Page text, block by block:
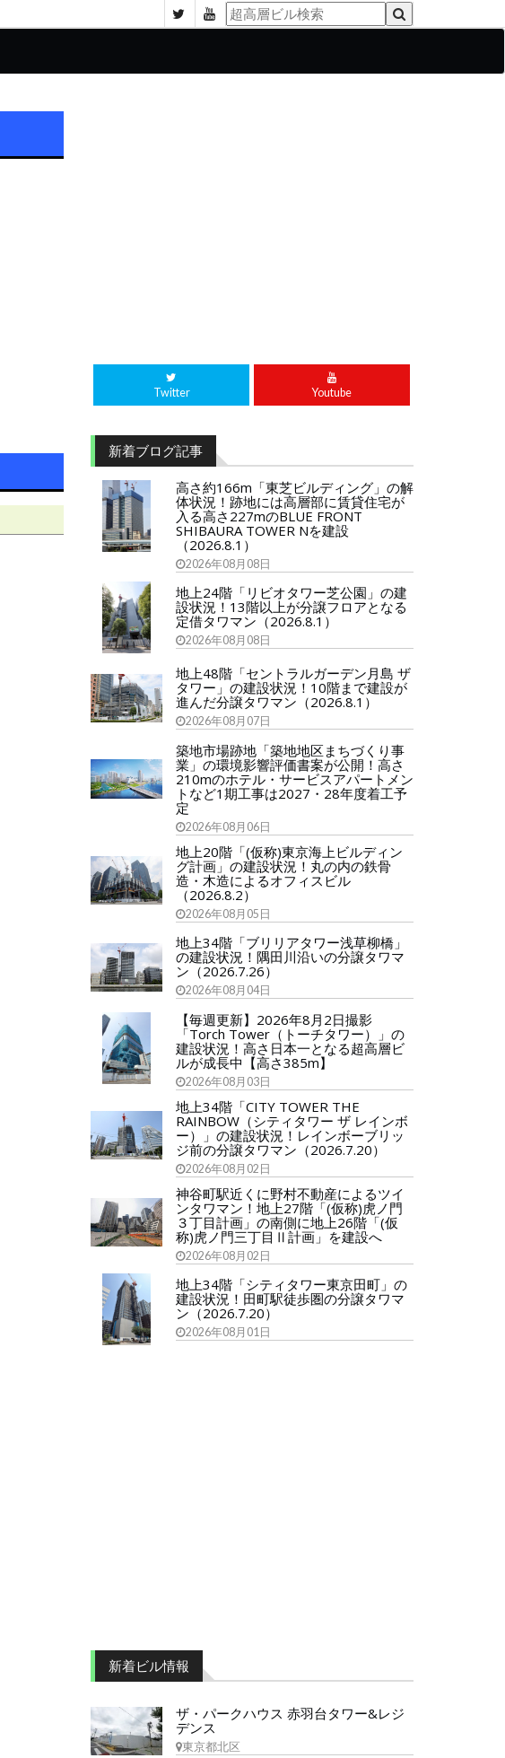
Twitter Youtube
新着ブログ記事
高さ約166m「東芝ビルディング」の解
体状況！跡地には高層部に賃貸住宅が
入る高さ227mのBLUE FRONT
SHIBAURA TOWER Nを建設
（2026.8.1）
2026年08月08日
地上24階「リビオタワー芝公園」の建
設状況！13階以上が分譲フロアとなる
定借タワマン（2026.8.1）
2026年08月08日
地上48階「セントラルガーデン月島 ザ
タワー」の建設状況！10階まで建設が
進んだ分譲タワマン（2026.8.1）
2026年08月07日
築地市場跡地「築地地区まちづくり事
業」の環境影響評価書案が公開！高さ
210mのホテル・サービスアパートメン
トなど1期工事は2027・28年度着工予
定
2026年08月06日
地上20階「(仮称)東京海上ビルディン
グ計画」の建設状況！丸の内の鉄骨
造・木造によるオフィスビル
（2026.8.2）
2026年08月05日
地上34階「ブリリアタワー浅草柳橋」
の建設状況！隅田川沿いの分譲タワマ
ン（2026.7.26）
2026年08月04日
【毎週更新】2026年8月2日撮影
「Torch Tower（トーチタワー）」の
建設状況！高さ日本一となる超高層ビ
ルが成長中【高さ385m】
2026年08月03日
地上34階「CITY TOWER THE
RAINBOW（シティタワー ザ レインボ
ー）」の建設状況！レインボーブリッ
ジ前の分譲タワマン（2026.7.20）
2026年08月02日
神谷町駅近くに野村不動産によるツイ
ンタワマン！地上27階「(仮称)虎ノ門
３丁目計画」の南側に地上26階「(仮
称)虎ノ門三丁目Ⅱ計画」を建設へ
2026年08月02日
地上34階「シティタワー東京田町」の
建設状況！田町駅徒歩圏の分譲タワマ
ン（2026.7.20）
2026年08月01日
新着ビル情報
ザ・パークハウス 赤羽台タワー&レジ
デンス
東京都北区